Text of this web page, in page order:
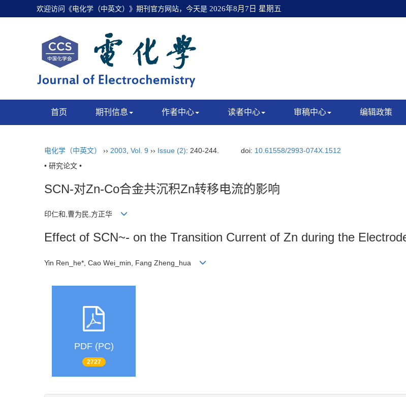
欢迎访问《电化学（中英文）》期刊官方网站，今天是 2026年8月7日 星期五
首页 期刊信息 作者中心 读者中心 审稿中心 编辑政策
电化学（中英文） ›› 2003 Vol. 9 ›› Issue (2): 240-244. doi: 10.61558/2993-074X.1512
• 研究论文 •
SCN-对Zn-Co合金共沉积Zn转移电流的影响
印仁和,曹为民,方正华
Effect of SCN~- on the Transition Current of Zn during the
Yin Ren_he*, Cao Wei_min, Fang Zheng_hua
PDF (PC)
2727